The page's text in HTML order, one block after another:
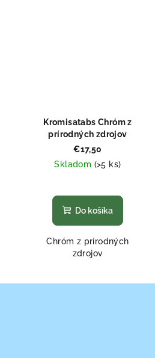
Kromisatabs Chróm z
prírodných zdrojov
€17,50
Skladom (>5 ks)
hodnotenie
produktu
z
5
Do košíka
Chróm z prírodných
zdrojov